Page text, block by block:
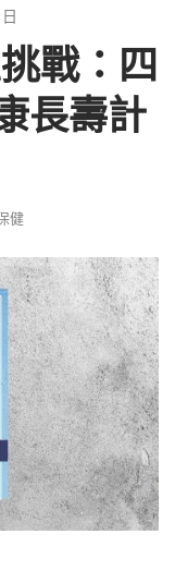
戰：四
長壽計
健